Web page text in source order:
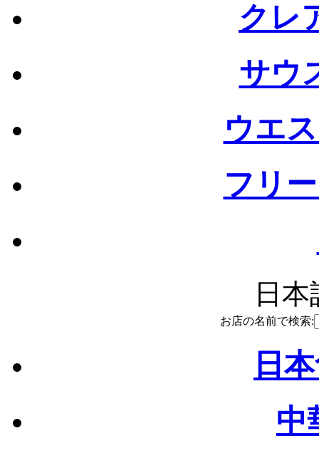
クレ
サウ
ウエ
フリ
日
お店の名前で検索:
日
中